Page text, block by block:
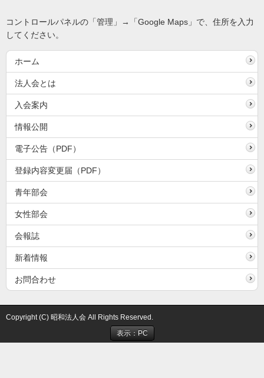
コントロールパネルの「管理」→「Google Maps」で、住所を入力
してください。
ホーム
法人会とは
入会案内
情報公開
電子公告（PDF）
登録内容変更届（PDF）
青年部会
女性部会
会報誌
新着情報
お問合わせ
Copyright (C) 昭和法人会 All Rights Reserved.
表示：PC